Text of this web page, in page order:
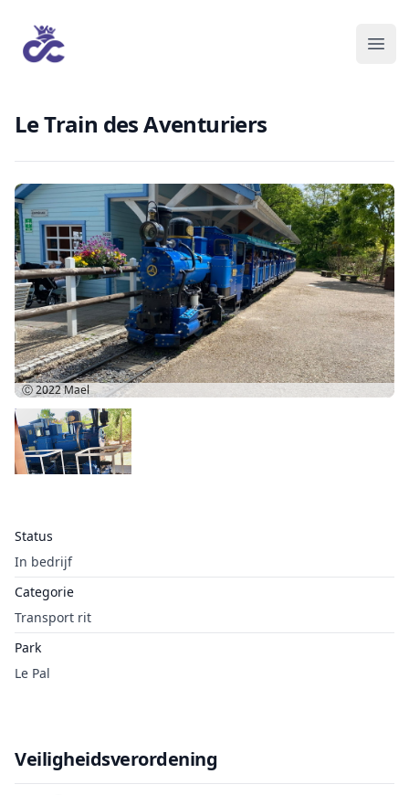
Le Train des Aventuriers
Status
In bedrijf
Categorie
Transport rit
Park
Le Pal
Ⓒ 2022Mael
Veiligheidsverordening